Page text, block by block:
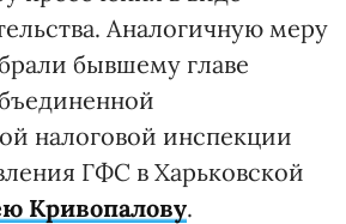
Аналогичную меру
бывшему главе
налоговой инспекции
ГФС в Харьковской
Кривопалову.